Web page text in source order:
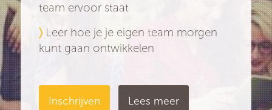
team ervoor staat
〉 Leer hoe je je eigen team morgen
kunt gaan ontwikkelen
Inschrijven Lees meer